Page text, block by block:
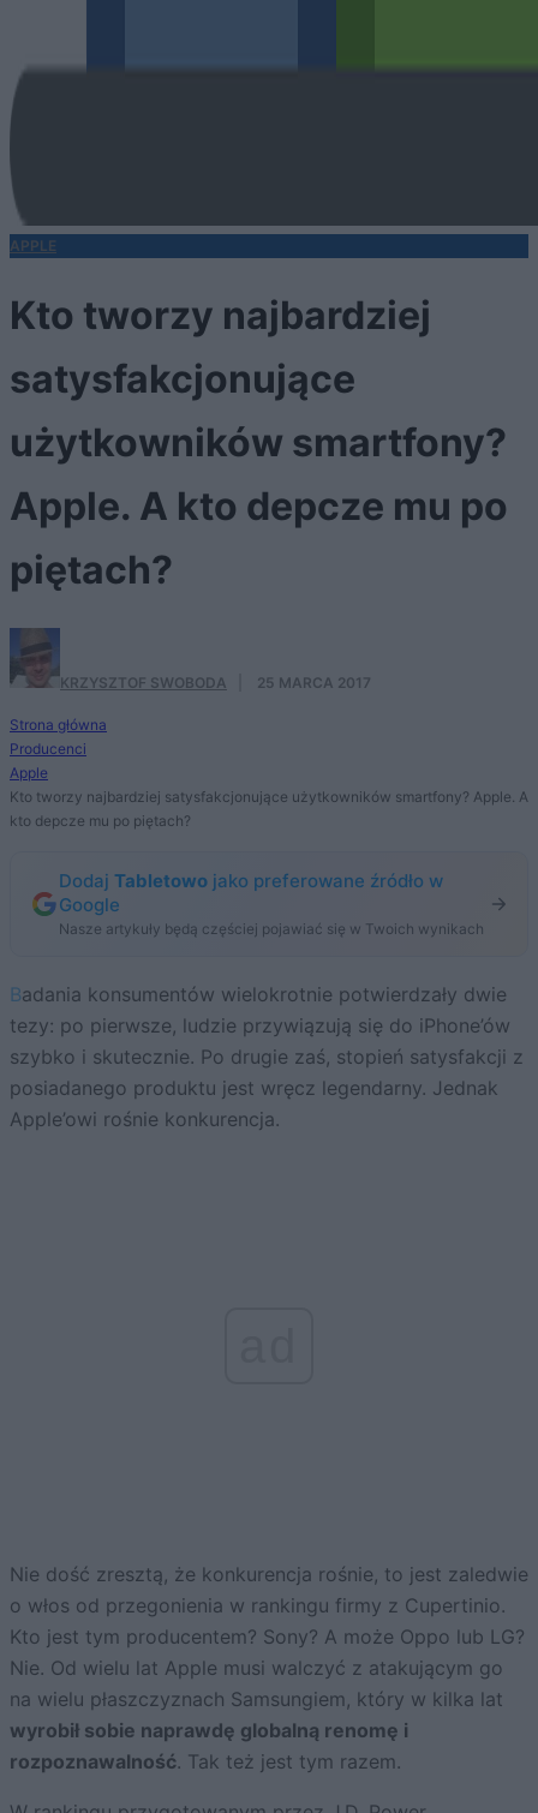
APPLE
Kto tworzy najbardziej
satysfakcjonujące
użytkowników smartfony?
Apple. A kto depcze mu po
piętach?
KRZYSZTOF SWOBODA 25 MARCA 2017
Strona główna
Producenci
Apple
Kto tworzy najbardziej satysfakcjonujące użytkowników smartfony? Apple. A
kto depcze mu po piętach?
Dodaj Tabletowo jako preferowane źródło w
Google
Nasze artykuły będą częściej pojawiać się w Twoich wynikach
Badania konsumentów wielokrotnie potwierdzały dwie
tezy: po pierwsze, ludzie przywiązują się do iPhone’ów
szybko i skutecznie. Po drugie zaś, stopień satysfakcji z
posiadanego produktu jest wręcz legendarny. Jednak
Apple’owi rośnie konkurencja.
Nie dość zresztą, że konkurencja rośnie, to jest zaledwie
o włos od przegonienia w rankingu firmy z Cupertinio.
Kto jest tym producentem? Sony? A może Oppo lub LG?
Nie. Od wielu lat Apple musi walczyć z atakującym go
na wielu płaszczyznach Samsungiem, który w kilka lat
wyrobił sobie naprawdę globalną renomę i
rozpoznawalność. Tak też jest tym razem.